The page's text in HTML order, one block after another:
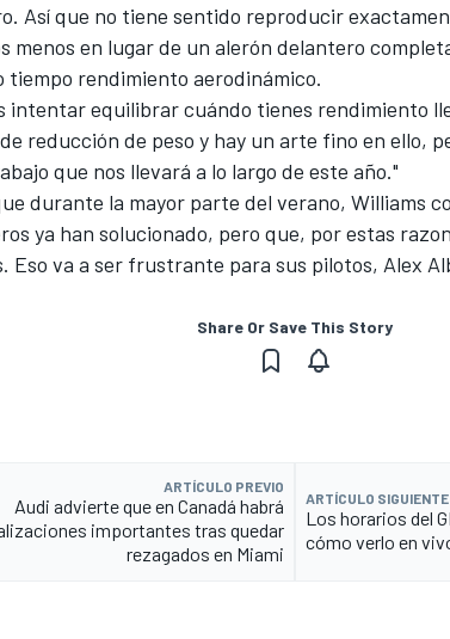
Así que no tiene sentido reproducir
menos en lugar de un alerón delantero
tiempo rendimiento aerodinámico.
intentar equilibrar cuándo tienes rendimiento
reducción de peso y hay un arte fino en ello,
que nos llevará a lo largo de este año."
durante la mayor parte del verano, Williams
ya han solucionado, pero que, por estas
Eso va a ser frustrante para sus pilotos, Alex
Share Or Save This Story
ARTÍCULO PREVIO
Audi advierte que en Canadá habrá
importantes tras quedar
rezagados en Miami
ARTÍCULO SIGUIENTE
Los horarios del
cómo verlo en